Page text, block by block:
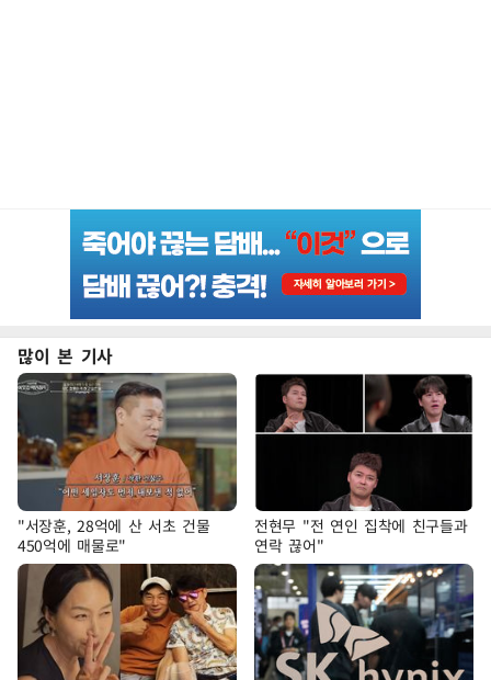
많이 본 기사
"서장훈, 28억에 산 서초 건물
450억에 매물로"
전현무 "전 연인 집착에 친구들과
연락 끊어"